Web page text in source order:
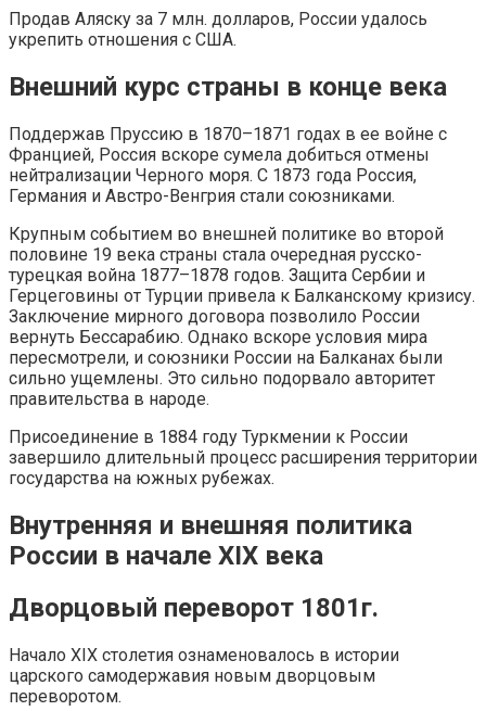
Продав Аляску за 7 млн. долларов, России удалось
укрепить отношения с США.
Внешний курс страны в конце века
Поддержав Пруссию в 1870–1871 годах в ее войне с
Францией, Россия вскоре сумела добиться отмены
нейтрализации Черного моря. С 1873 года Россия,
Германия и Австро-Венгрия стали союзниками.
Крупным событием во внешней политике во второй
половине 19 века страны стала очередная русско-
турецкая война 1877–1878 годов. Защита Сербии и
Герцеговины от Турции привела к Балканскому кризису.
Заключение мирного договора позволило России
вернуть Бессарабию. Однако вскоре условия мира
пересмотрели, и союзники России на Балканах были
сильно ущемлены. Это сильно подорвало авторитет
правительства в народе.
Присоединение в 1884 году Туркмении к России
завершило длительный процесс расширения территории
государства на южных рубежах.
Внутренняя и внешняя политика
России в начале XIX века
Дворцовый переворот 1801г.
Начало XIX столетия ознаменовалось в истории
царского самодержавия новым дворцовым
переворотом.